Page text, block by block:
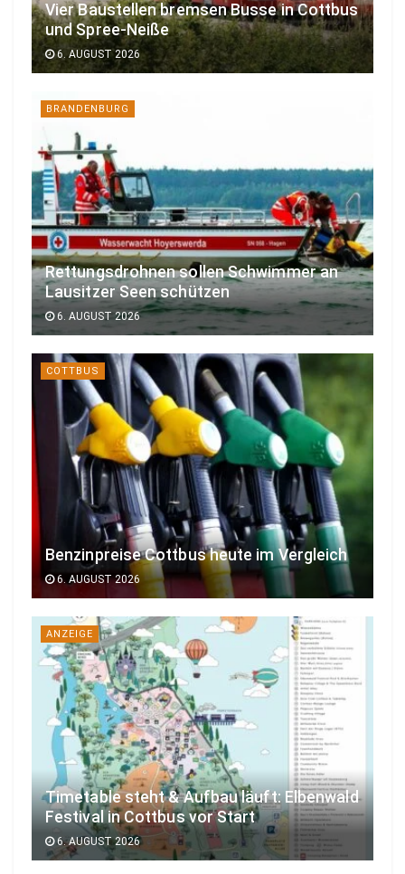
Vier Baustellen bremsen Busse in Cottbus
und Spree-Neiße
6. AUGUST 2026
BRANDENBURG
Rettungsdrohnen sollen Schwimmer an
Lausitzer Seen schützen
6. AUGUST 2026
COTTBUS
Benzinpreise Cottbus heute im Vergleich
6. AUGUST 2026
ANZEIGE
Timetable steht & Aufbau läuft: Elbenwald
Festival in Cottbus vor Start
6. AUGUST 2026